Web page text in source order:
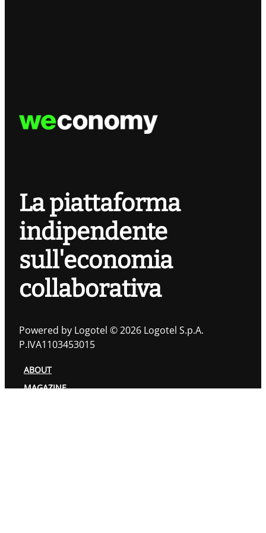
La piattaforma
indipendente
sull'economia
collaborativa
Powered by Logotel © 2026 Logotel S.p.A.
P.IVA1103453015
ABOUT
MAGAZINE